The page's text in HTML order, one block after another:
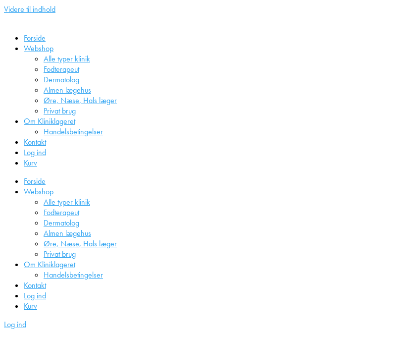
Videre til indhold
Forside
Webshop
Alle typer klinik
Fodterapeut
Dermatolog
Almen lægehus
Øre, Næse, Hals læger
Privat brug
Om Kliniklageret
Handelsbetingelser
Kontakt
Log ind
Kurv
Forside
Webshop
Alle typer klinik
Fodterapeut
Dermatolog
Almen lægehus
Øre, Næse, Hals læger
Privat brug
Om Kliniklageret
Handelsbetingelser
Kontakt
Log ind
Kurv
Log ind